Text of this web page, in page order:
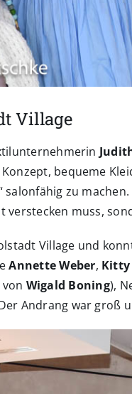
Village
bequeme
salonfähig zu
verstecken muss,
Village und
Annette Weber, Kitty
Wigald Boning),
Andrang war groß